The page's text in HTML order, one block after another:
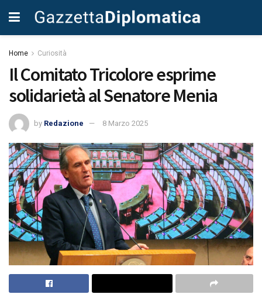
Home Curiosità
Il Comitato Tricolore esprime
solidarietà al Senatore Menia
by Redazione 8 Marzo 2025